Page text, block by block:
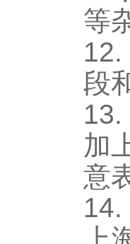
等
12.
段
13.
加
意
14.